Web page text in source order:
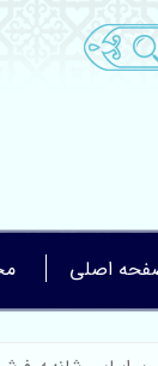
اصلی